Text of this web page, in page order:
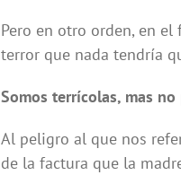
Pero en otro orden, en
terror que nada tendría
Somos terrícolas, mas
Al peligro al que nos
de la factura que la